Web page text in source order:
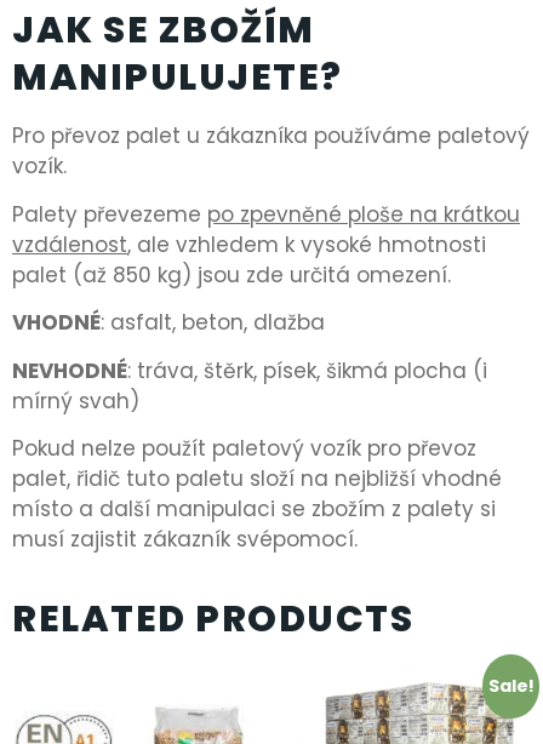
JAK SE ZBOŽÍM
MANIPULUJETE?
Pro převoz palet u zákazníka používáme paletový
vozík.
Palety převezeme po zpevněné ploše na krátkou
vzdálenost, ale vzhledem k vysoké hmotnosti
palet (až 850 kg) jsou zde určitá omezení.
VHODNÉ: asfalt, beton, dlažba
NEVHODNÉ: tráva, štěrk, písek, šikmá plocha (i
mírný svah)
Pokud nelze použít paletový vozík pro převoz
palet, řidič tuto paletu složí na nejbližší vhodné
místo a další manipulaci se zbožím z palety si
musí zajistit zákazník svépomocí.
RELATED PRODUCTS
Sale!